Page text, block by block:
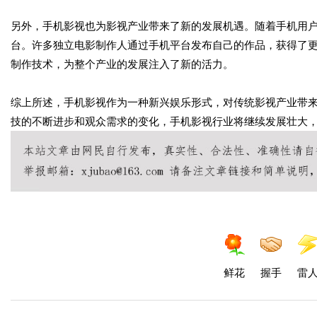
另外，手机影视也为影视产业带来了新的发展机遇。随着手机
台。许多独立电影制作人通过手机平台发布自己的作品，获得
制作技术，为整个产业的发展注入了新的活力。
综上所述，手机影视作为一种新兴娱乐形式，对传统影视产业带
技的不断进步和观众需求的变化，手机影视行业将继续发展壮大
鲜花 握手 雷